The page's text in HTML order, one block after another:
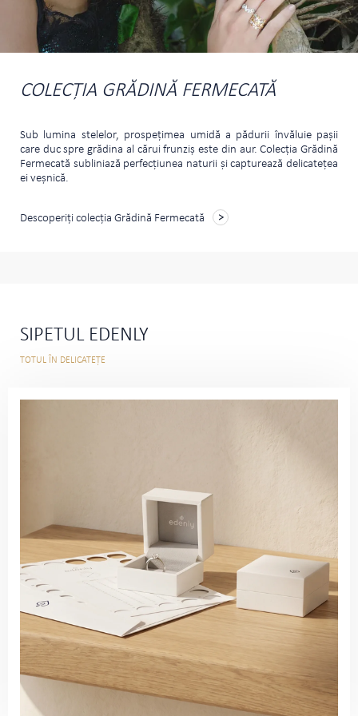
COLECȚIA GRĂDINĂ FERMECATĂ
Sub lumina stelelor, prospeţimea umidă a pădurii învăluie paşii
care duc spre grădina al cărui frunziş este din aur. Colecţia Grădină
Fermecată subliniază perfecţiunea naturii şi capturează delicateţea
ei veşnică.
Descoperiți colecția Grădină Fermecată
SIPETUL EDENLY
TOTUL ÎN DELICATEȚE